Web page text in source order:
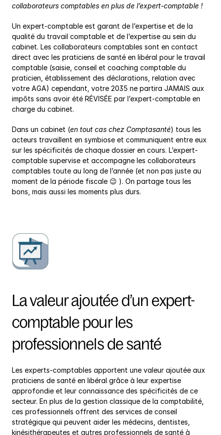
collaborateurs comptables en plus de l’expert-comptable !
Un expert-comptable est garant de l’expertise et de la
qualité du travail comptable et de l’expertise au sein du
cabinet. Les collaborateurs comptables sont en contact
direct avec les praticiens de santé en libéral pour le travail
comptable (saisie, conseil et coaching comptable du
praticien, établissement des déclarations, relation avec
votre AGA) cependant, votre 2035 ne partira JAMAIS aux
impôts sans avoir été RÉVISÉE par l’expert-comptable en
charge du cabinet.
Dans un cabinet (en tout cas chez Comptasanté) tous les
acteurs travaillent en symbiose et communiquent entre eux
sur les spécificités de chaque dossier en cours. L’expert-
comptable supervise et accompagne les collaborateurs
comptables toute au long de l’année (et non pas juste au
moment de la période fiscale 😉 ). On partage tous les
bons, mais aussi les moments plus durs.
La valeur ajoutée d’un expert-
comptable pour les
professionnels de santé
Les experts-comptables apportent une valeur ajoutée aux
praticiens de santé en libéral grâce à leur expertise
approfondie et leur connaissance des spécificités de ce
secteur. En plus de la gestion classique de la comptabilité,
ces professionnels offrent des services de conseil
stratégique qui peuvent aider les médecins, dentistes,
kinésithérapeutes et autres professionnels de santé à